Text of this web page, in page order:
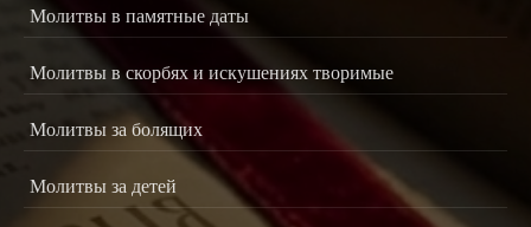
Молитвы в памятные даты
Молитвы в скорбях и искушениях творимые
Молитвы за болящих
Молитвы за детей